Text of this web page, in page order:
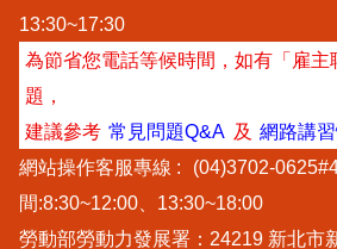
13:30~17:30
為節省您電話等候時間，如有「雇主
題，
建議參考 常見問題Q&A 及 網路講
網站操作客服專線 :
(04)3702-
間:8:30~12:00、13:30~18:00
勞動部勞動力發展署：24219 新北市